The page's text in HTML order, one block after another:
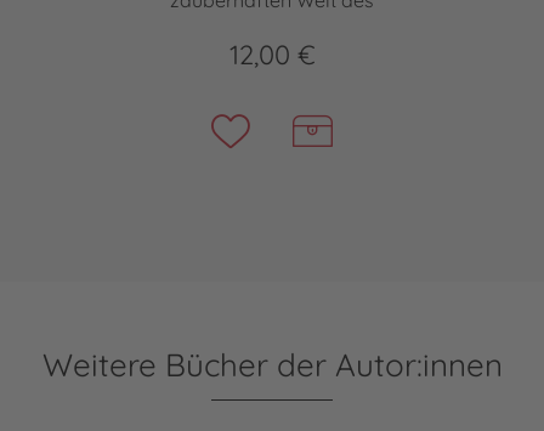
12,00 €
Weitere Bücher der Autor:innen